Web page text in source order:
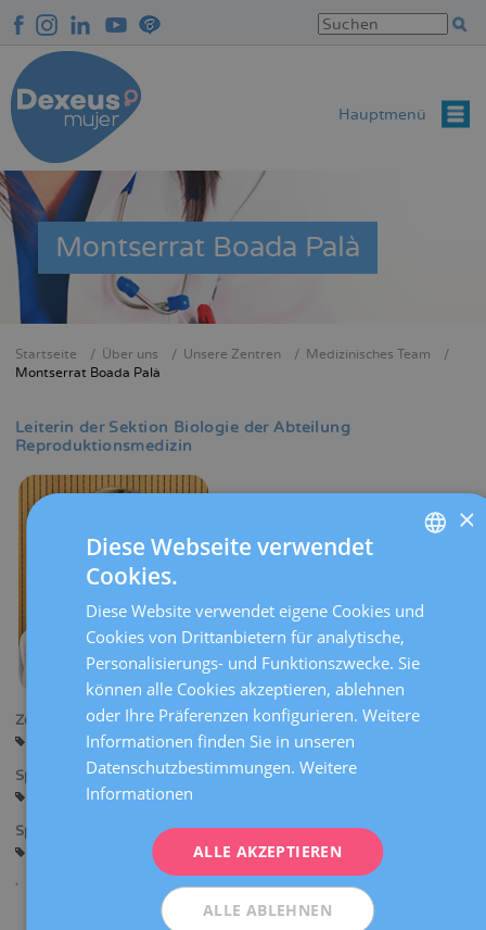
zum
Inhalt
Hauptmenü
Montserrat Boada Palà
Breadcrumb
Startseite Über uns Unsere Zentren
Medizinisches Team
Montserrat Boada Palà
Leiterin der Sektion Biologie der Abteilung
Reproduktionsmedizin
Zentren:
Barcelona
Sprachen:
Spanisch
Katalanisch
Spezialitäten:
Reproduktionsbiologie
Bewahrung der Fruchtbarkeit
CATALÀ
DEUTSCH
×
Diese Webseite verwendet
Cookies.
Diese Website verwendet eigene Cookies und
Cookies von Drittanbietern für analytische,
Personalisierungs- und Funktionszwecke. Sie
können alle Cookies akzeptieren, ablehnen
oder Ihre Präferenzen konfigurieren. Weitere
Informationen finden Sie in unseren
Datenschutzbestimmungen. Weitere
Informationen
ALLE AKZEPTIEREN
ALLE ABLEHNEN